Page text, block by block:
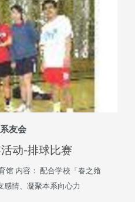
友会
动-排球比赛
内容： 配合学校「春之飨
感情、凝聚本系向心力